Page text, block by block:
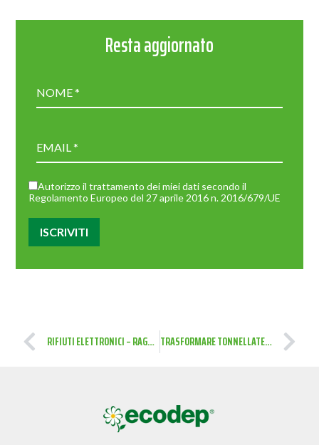
Resta aggiornato
Autorizzo il trattamento dei miei dati secondo il
Regolamento Europeo del 27 aprile 2016 n. 2016/679/UE
RIFIUTI ELETTRONICI – RAGGIUNTE 48,5 MILIONI DI TONNELLATE NEL 2018 TRASFORMARE TONNELLATE DI RIFIUTI DI PLASTICA IN BENZINA E DIESEL POCO INQUINANTI